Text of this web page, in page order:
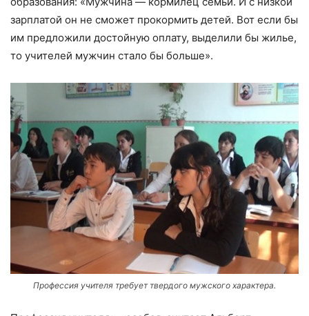
зарплатой он не сможет прокормить детей. Вот если бы
им предложили достойную оплату, выделили бы жилье,
то учителей мужчин стало бы больше».
Профессия учителя требует твердого мужского характера.